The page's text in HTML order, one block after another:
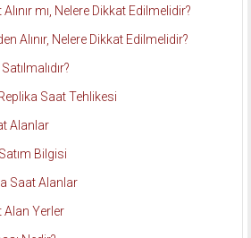
mı, Nelere Dikkat Edilmelidir?
Alınır, Nelere Dikkat Edilmelidir?
Saat Tehlikesi
Alanlar
Bilgisi
Saat Alanlar
Alan Yerler